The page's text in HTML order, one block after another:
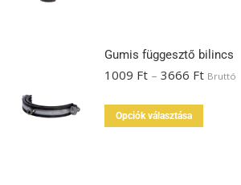
Gumis függesztő bilincs
1009 Ft – 3666 Ft Bruttó
Opciók választása